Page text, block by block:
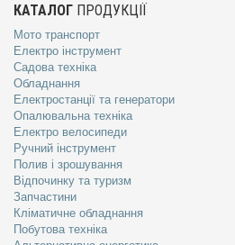
КАТАЛОГ ПРОДУКЦІЇ
Мото транспорт
Електро інструмент
Садова техніка
Обладнання
Електростанції та генератори
Опалювальна техніка
Електро велосипеди
Ручний інструмент
Полив і зрошування
Відпочинку та туризм
Запчастини
Кліматичне обладнання
Побутова техніка